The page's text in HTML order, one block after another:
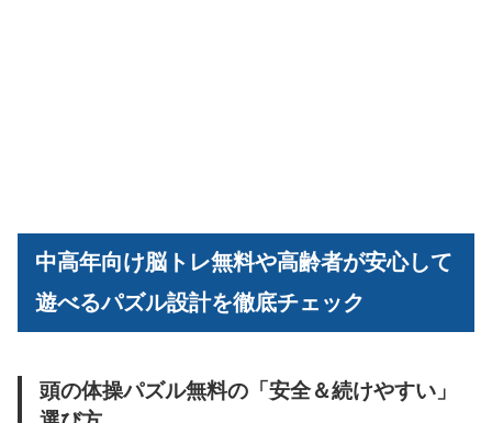
中高年向け脳トレ無料や高齢者が安心して
遊べるパズル設計を徹底チェック
頭の体操パズル無料の「安全＆続けやすい」